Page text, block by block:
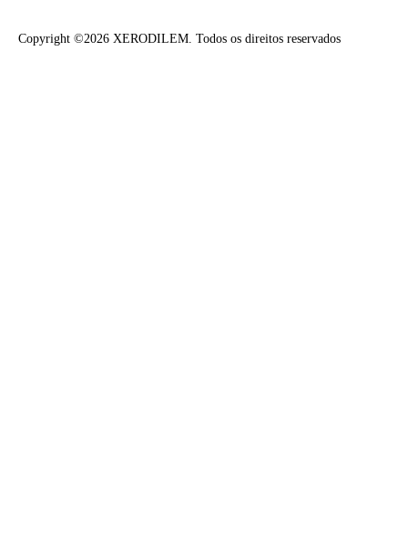
Copyright ©2026 XERODILEM. Todos os direitos reservados